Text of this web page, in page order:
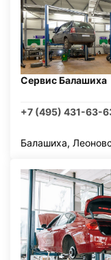
Сервис Балашиха
+7 (495) 431-63-
Балашиха,